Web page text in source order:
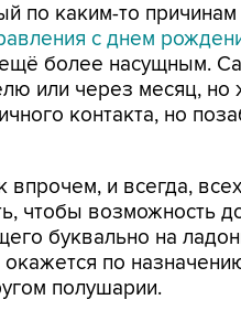
по каким-то
с днем
ещё более насущным.
или через месяц,
контакта, но
впрочем, и всегда,
чтобы возможность
буквально на
по
полушарии.